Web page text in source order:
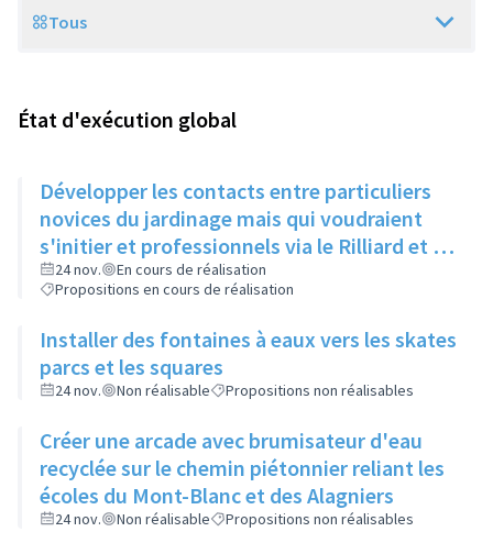
Scope
Tous
État d'exécution global
Développer les contacts entre particuliers
novices du jardinage mais qui voudraient
s'initier et professionnels via le Rilliard et la
Maison de la Vie Locale
24 nov.
En cours de réalisation
Propositions en cours de réalisation
Installer des fontaines à eaux vers les skates
parcs et les squares
24 nov. Non réalisable Propositions non réalisables
Créer une arcade avec brumisateur d'eau
recyclée sur le chemin piétonnier reliant les
écoles du Mont-Blanc et des Alagniers
24 nov. Non réalisable Propositions non réalisables